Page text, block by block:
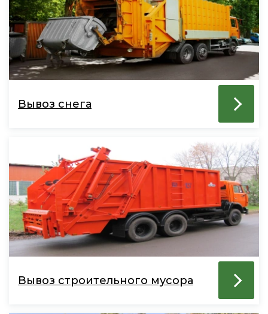
Вывоз снега
Вывоз строительного мусора